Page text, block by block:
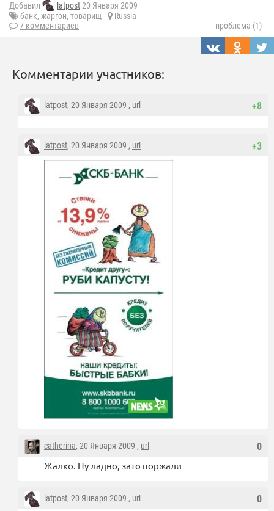
Добавил latpost20 Января 2009
банк, жаргон, товарищ
Russia
7 комментариев
проблема (1)
Комментарии участников:
+8
latpost, 20 Января 2009 , url
+3
latpost, 20 Января 2009 , url
0
catherina, 20 Января 2009 , url
Жалко. Ну ладно, зато поржали
0
latpost, 20 Января 2009 , url